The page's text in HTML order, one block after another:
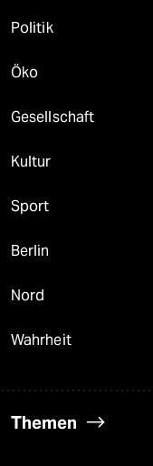
Politik
Öko
Gesellschaft
Kultur
Sport
Berlin
Nord
Wahrheit
Themen